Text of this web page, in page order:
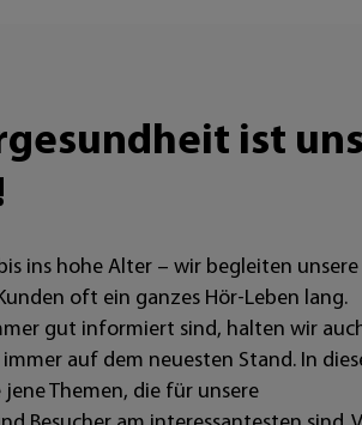
ist
ins hohe Alter – wir begleiten unsere
oft ein ganzes Hör-Leben lang.
gut informiert sind, halten wir
immer auf dem neuesten Stand. In
jene Themen, die für unsere